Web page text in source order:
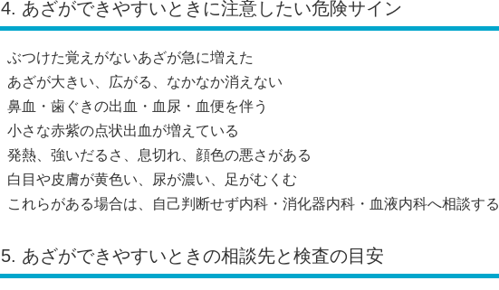
4. あざができやすいときに注意したい危険サイン
ぶつけた覚えがないあざが急に増えた
あざが大きい、広がる、なかなか消えない
鼻血・歯ぐきの出血・血尿・血便を伴う
小さな赤紫の点状出血が増えている
発熱、強いだるさ、息切れ、顔色の悪さがある
白目や皮膚が黄色い、尿が濃い、足がむくむ
これらがある場合は、自己判断せず内科・消化器内科・血液内科へ相談する
5. あざができやすいときの相談先と検査の目安